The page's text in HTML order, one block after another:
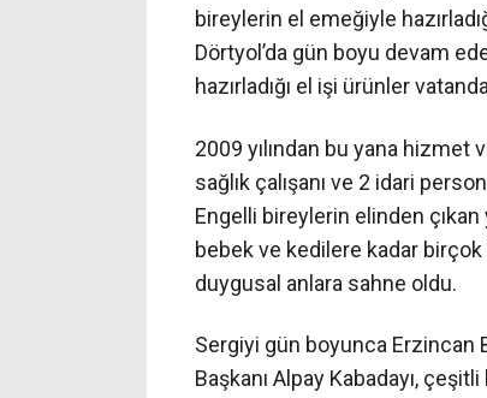
bireylerin el emeğiyle
Dörtyol’da gün boyu devam
hazırladığı el işi ürünler
2009 yılından bu yana
sağlık çalışanı ve 2 idari
Engelli bireylerin elinden
bebek ve kedilere kadar
duygusal anlara sahne oldu.
Sergiyi gün boyunca Erzincan
Başkanı Alpay Kabadayı,